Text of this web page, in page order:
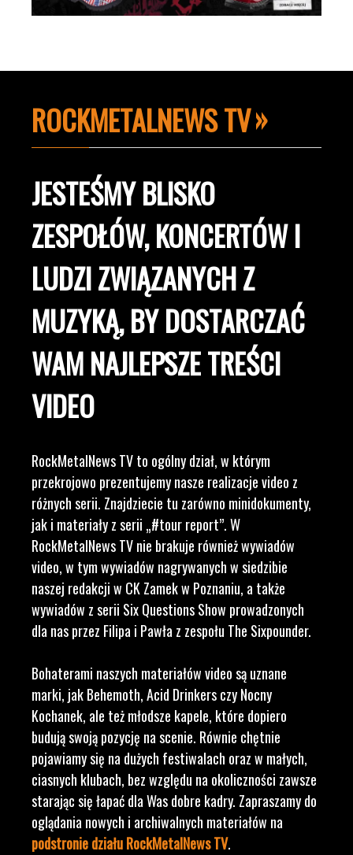
ROCKMETALNEWS TV
JESTEŚMY BLISKO
ZESPOŁÓW, KONCERTÓW I
LUDZI ZWIĄZANYCH Z
MUZYKĄ, BY DOSTARCZAĆ
WAM NAJLEPSZE TREŚCI
VIDEO
RockMetalNews TV to ogólny dział, w którym
przekrojowo prezentujemy nasze realizacje video z
różnych serii. Znajdziecie tu zarówno minidokumenty,
jak i materiały z serii „#tour report”. W
RockMetalNews TV nie brakuje również wywiadów
video, w tym wywiadów nagrywanych w siedzibie
naszej redakcji w CK Zamek w Poznaniu, a także
wywiadów z serii Six Questions Show prowadzonych
dla nas przez Filipa i Pawła z zespołu The Sixpounder.
Bohaterami naszych materiałów video są uznane
marki, jak Behemoth, Acid Drinkers czy Nocny
Kochanek, ale też młodsze kapele, które dopiero
budują swoją pozycję na scenie. Równie chętnie
pojawiamy się na dużych festiwalach oraz w małych,
ciasnych klubach, bez względu na okoliczności zawsze
starając się łapać dla Was dobre kadry. Zapraszamy do
oglądania nowych i archiwalnych materiałów na
podstronie działu RockMetalNews TV.